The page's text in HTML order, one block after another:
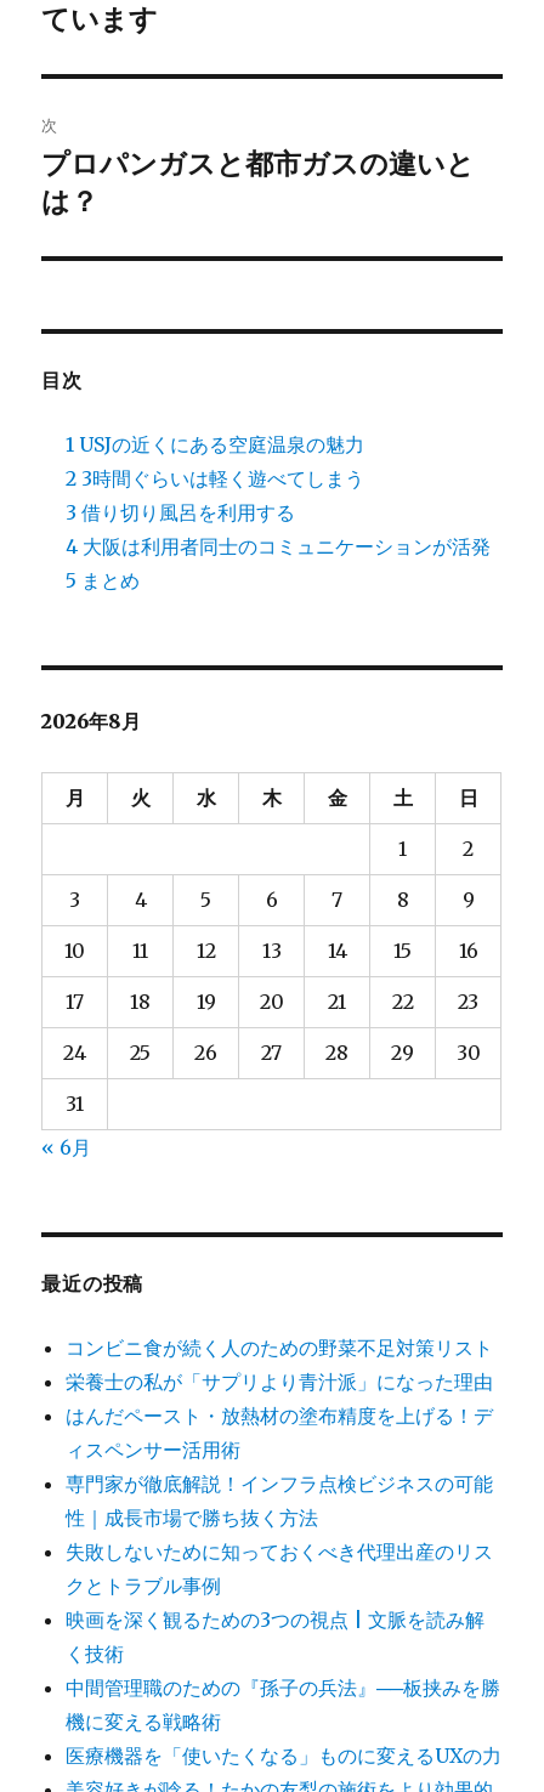
ナ
ビ
ゲ
ー
シ
ン
の
稿:
ています
次
次
の
稿:
プロパンガスと都市ガスの違いと
は？
目次
1 USJの近くにある空庭温泉の魅力
2 3時間ぐらいは軽く遊べてしまう
3 借り切り風呂を利用する
4 大阪は利用者同士のコミュニケーションが活発
5 まとめ
2026年8月
月 火 水 木 金 土 日
1 2
3 4 5 6 7 8 9
10 11 12 13 14 15 16
17 18 19 20 21 22 23
24 25 26 27 28 29 30
31
« 6月
最近の投稿
コンビニ食が続く人のための野菜不足対策リスト
栄養士の私が「サプリより青汁派」になった理由
はんだペースト・放熱材の塗布精度を上げる！デ
ィスペンサー活用術
専門家が徹底解説！インフラ点検ビジネスの可能
性｜成長市場で勝ち抜く方法
失敗しないために知っておくべき代理出産のリス
クとトラブル事例
映画を深く観るための3つの視点 | 文脈を読み解
く技術
中間管理職のための『孫子の兵法』──板挟みを勝
機に変える戦略術
医療機器を「使いたくなる」ものに変えるUXの力